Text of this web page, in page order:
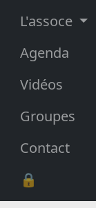
L'assoce
Agenda
Vidéos
Groupes
Contact
🔒